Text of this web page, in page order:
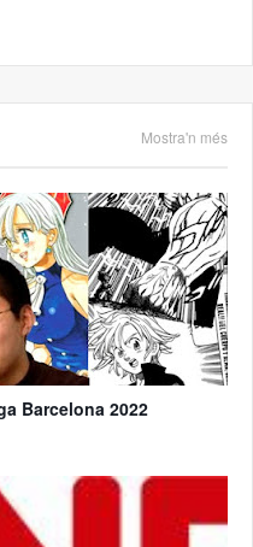
Mostra'n més
Barcelona 2022